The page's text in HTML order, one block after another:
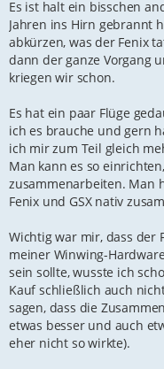
Es ist halt ein bisschen
Jahren ins Hirn gebrannt
abkürzen, was der Fenix
dann der ganze Vorgang
kriegen wir schon.
Es hat ein paar Flüge
ich es brauche und gern
ich mir zum Teil gleich
Man kann es so
zusammenarbeiten. Man
Fenix und GSX nativ
Wichtig war mir, dass der
meiner Winwing-
sein sollte, wusste ich
Kauf schließlich auch
sagen, dass die
etwas besser und auch
eher nicht so wirkte).